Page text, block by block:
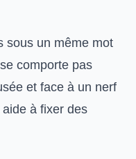
sous un même mot
comporte pas
et face à un nerf
à fixer des